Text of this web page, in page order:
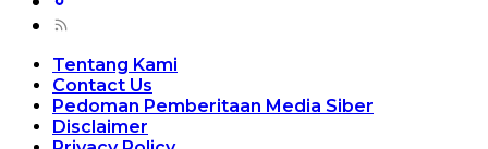
Tentang Kami
Contact Us
Pedoman Pemberitaan Media Siber
Disclaimer